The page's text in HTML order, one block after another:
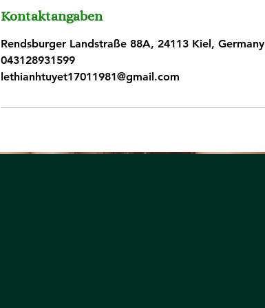
Kontaktangaben
Rendsburger Landstraße 88A, 24113 Kiel, Germany
043128931599
lethianhtuyet17011981@gmail.com